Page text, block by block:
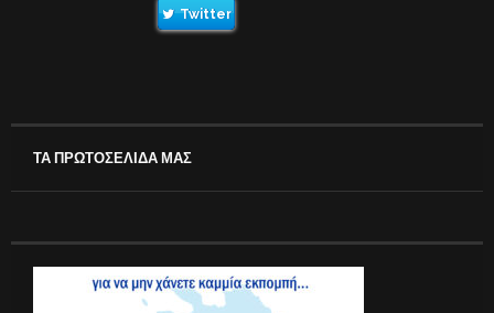
Twitter
ΤΑ ΠΡΩΤΟΣΕΛΙΔΑ ΜΑΣ